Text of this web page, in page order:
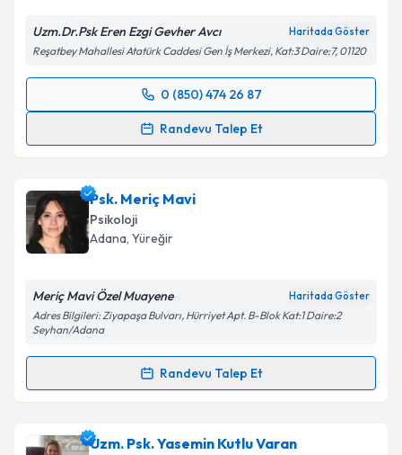
Uzm.Dr.Psk Eren Ezgi Gevher Avcı Haritada Göster
Reşatbey Mahallesi Atatürk Caddesi Gen İş Merkezi, Kat:3 Daire:7, 01120
0 (850) 474 26 87
Randevu Talep Et
Randevu Takvimi Talebi
almanız için bir takvim hazırlandığında e-posta ile
bilgilendireceğiz.
E-posta Adresiniz
Metni'ni okudum ve kişisel verilerimin belirtilen
kapsamda işlenmesini kabul ediyorum.
Takvim Talebini Gönder
Psk. Meriç Mavi
Psikoloji
Adana, Yüreğir
Meriç Mavi Özel Muayene Haritada Göster
Adres Bilgileri: Ziyapaşa Bulvarı, Hürriyet Apt. B-Blok Kat:1 Daire:2
Seyhan/Adana
Randevu Talep Et
Randevu Takvimi Talebi
Psk. Meriç Mavi için randevu takvimi talebi oluşturun.
Uzm. Psk. Yasemin Kutlu Varan